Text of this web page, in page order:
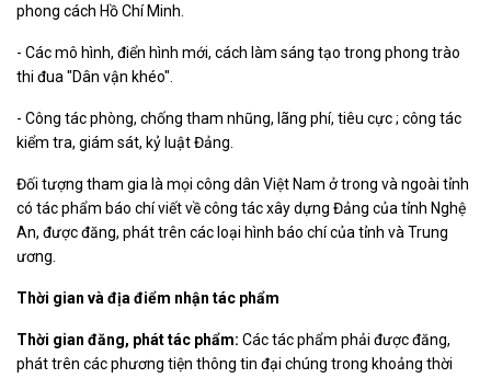
phong cách Hồ Chí Minh.
- Các mô hình, điển hình mới, cách làm sáng tạo trong phong trào
thi đua "Dân vận khéo".
- Công tác phòng, chống tham nhũng, lãng phí, tiêu cực ; công tác
kiểm tra, giám sát, kỷ luật Đảng.
Đối tượng tham gia là mọi công dân Việt Nam ở trong và ngoài tỉnh
có tác phẩm báo chí viết về công tác xây dựng Đảng của tỉnh Nghệ
An, được đăng, phát trên các loại hình báo chí của tỉnh và Trung
ương.
Thời gian và địa điểm nhận tác phẩm
Thời gian đăng, phát tác phẩm: Các tác phẩm phải được đăng,
phát trên các phương tiện thông tin đại chúng trong khoảng thời